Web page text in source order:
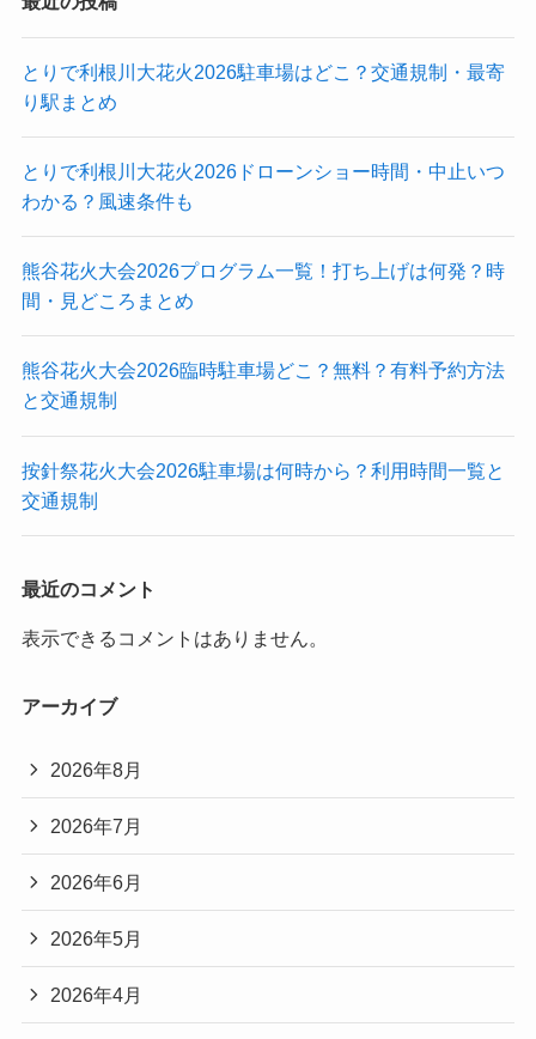
とりで利根川大花火2026駐車場はどこ？交通規制・最寄
り駅まとめ
とりで利根川大花火2026ドローンショー時間・中止いつ
わかる？風速条件も
熊谷花火大会2026プログラム一覧！打ち上げは何発？時
間・見どころまとめ
熊谷花火大会2026臨時駐車場どこ？無料？有料予約方法
と交通規制
按針祭花火大会2026駐車場は何時から？利用時間一覧と
交通規制
最近のコメント
表示できるコメントはありません。
アーカイブ
2026年8月
2026年7月
2026年6月
2026年5月
2026年4月